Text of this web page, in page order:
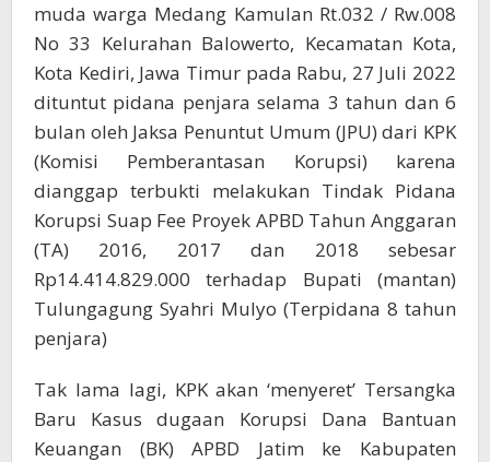
muda warga Medang Kamulan Rt.032 / Rw.008
No 33 Kelurahan Balowerto, Kecamatan Kota,
Kota Kediri, Jawa Timur pada Rabu, 27 Juli 2022
dituntut pidana penjara selama 3 tahun dan 6
bulan oleh Jaksa Penuntut Umum (JPU) dari KPK
(Komisi Pemberantasan Korupsi) karena
dianggap terbukti melakukan Tindak Pidana
Korupsi Suap Fee Proyek APBD Tahun Anggaran
(TA) 2016, 2017 dan 2018 sebesar
Rp14.414.829.000 terhadap Bupati (mantan)
Tulungagung Syahri Mulyo (Terpidana 8 tahun
penjara)
Tak lama lagi, KPK akan ‘menyeret’ Tersangka
Baru Kasus dugaan Korupsi Dana Bantuan
Keuangan (BK) APBD Jatim ke Kabupaten